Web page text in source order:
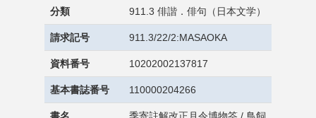
分類 911.3 俳諧．俳句（日本文学）
請求記号 911.3/22/2:MASAOKA
資料番号 10202002137817
基本書誌番号 110000204266